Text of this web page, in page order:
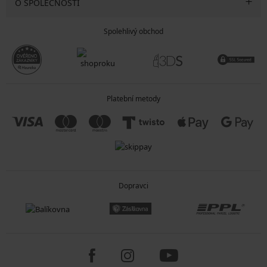
O SPOLEČNOSTI
Spolehlivý obchod
Platební metody
Dopravci